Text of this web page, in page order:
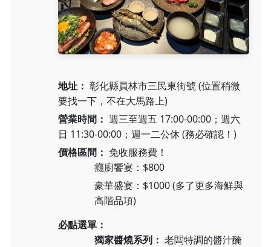
地址： 彰化縣員林市三民東街號 (位置稍微
要找一下，不在大馬路上)
營業時間： 週三至週五 17:00-00:00；週六
日 11:30-00:00；週一二公休 (務必確認！)
價格區間： 免收服務費！
癮廚饗宴：$800
豪華盛宴：$1000 (多了更多海鮮與
高階品項)
必點選單：
獨家醬燒系列： 老闆特調的醬汁醃